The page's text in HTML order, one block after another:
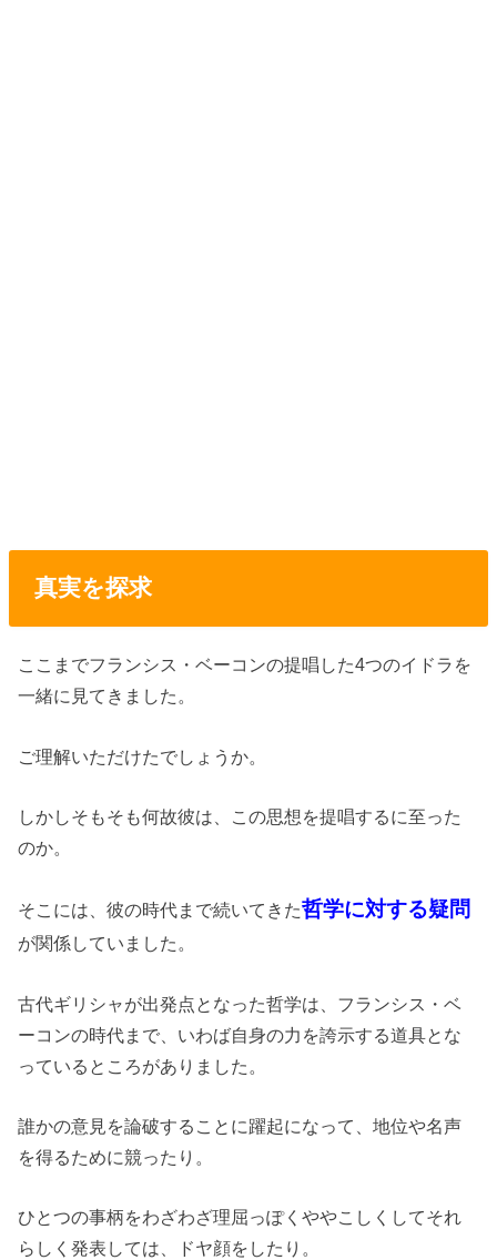
真実を探求
ここまでフランシス・ベーコンの提唱した4つのイドラを
一緒に見てきました。
ご理解いただけたでしょうか。
しかしそもそも何故彼は、この思想を提唱するに至った
のか。
そこには、彼の時代まで続いてきた哲学に対する疑問
が関係していました。
古代ギリシャが出発点となった哲学は、フランシス・ベ
ーコンの時代まで、いわば自身の力を誇示する道具とな
っているところがありました。
誰かの意見を論破することに躍起になって、地位や名声
を得るために競ったり。
ひとつの事柄をわざわざ理屈っぽくややこしくしてそれ
らしく発表しては、ドヤ顔をしたり。